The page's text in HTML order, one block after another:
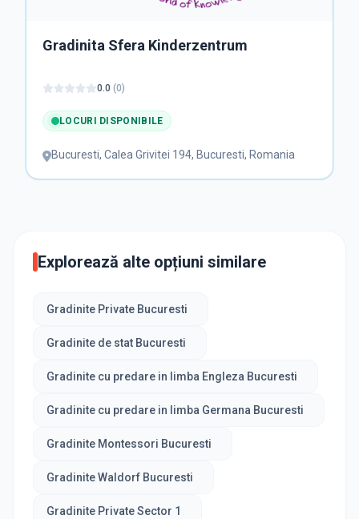
Gradinita Sfera Kinderzentrum
0.0 (0)
LOCURI DISPONIBILE
Bucuresti, Calea Grivitei 194, Bucuresti, Romania
Explorează alte opțiuni similare
Gradinite Private Bucuresti
Gradinite de stat Bucuresti
Gradinite cu predare in limba Engleza Bucuresti
Gradinite cu predare in limba Germana Bucuresti
Gradinite Montessori Bucuresti
Gradinite Waldorf Bucuresti
Gradinite Private Sector 1